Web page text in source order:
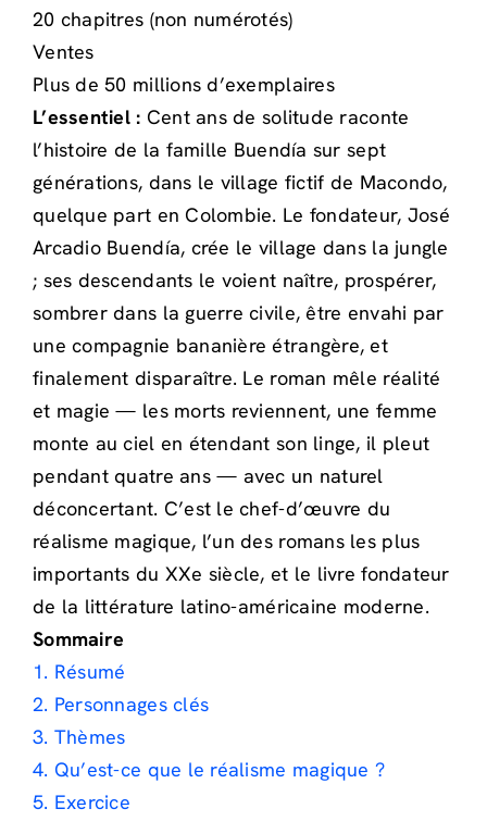
20 chapitres (non numérotés)
Ventes
Plus de 50 millions d’exemplaires
L’essentiel : Cent ans de solitude raconte
l’histoire de la famille Buendía sur sept
générations, dans le village fictif de Macondo,
quelque part en Colombie. Le fondateur, José
Arcadio Buendía, crée le village dans la jungle
; ses descendants le voient naître, prospérer,
sombrer dans la guerre civile, être envahi par
une compagnie bananière étrangère, et
finalement disparaître. Le roman mêle réalité
et magie — les morts reviennent, une femme
monte au ciel en étendant son linge, il pleut
pendant quatre ans — avec un naturel
déconcertant. C’est le chef-d’œuvre du
réalisme magique, l’un des romans les plus
importants du XXe siècle, et le livre fondateur
de la littérature latino-américaine moderne.
Sommaire
1. Résumé
2. Personnages clés
3. Thèmes
4. Qu’est-ce que le réalisme magique ?
5. Exercice